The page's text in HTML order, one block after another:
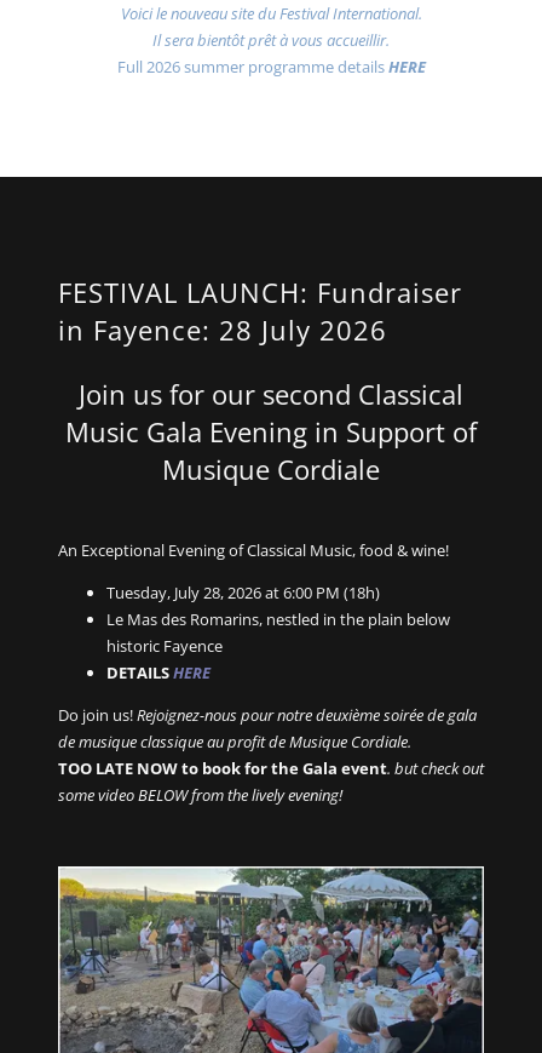
Voici le nouveau site du Festival International.
Il sera bientôt prêt à vous accueillir.
Full 2026 summer programme detailsHERE
FESTIVAL LAUNCH: Fundraiser
in Fayence: 28 July 2026
Join us for our second Classical
Music Gala Evening in Support of
Musique Cordiale
An Exceptional Evening of Classical Music, food & wine!
Tuesday, July 28, 2026 at 6:00 PM (18h)
Le Mas des Romarins, nestled in the plain below
historic Fayence
DETAILSHERE
Do join us!Rejoignez-nous pour notre deuxième soirée de gala
de musique classique au profit de Musique Cordiale.
TOO LATE NOW to book for the Gala event. but check out
some video BELOW from the lively evening!